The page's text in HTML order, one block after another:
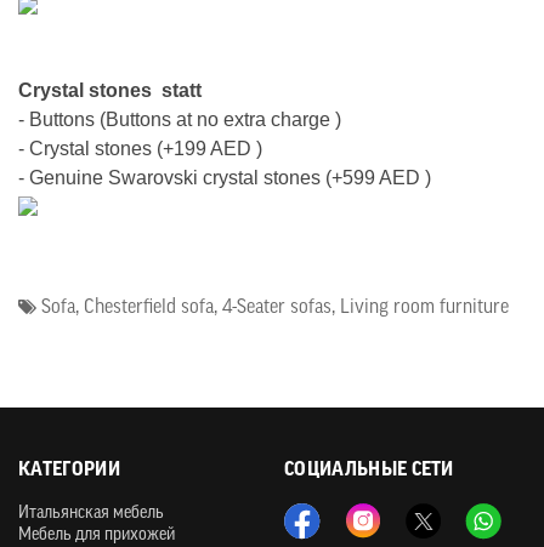
Crystal stones statt
- Buttons (Buttons at no extra charge )
- Crystal stones (+199 AED )
- Genuine Swarovski crystal stones (+599 AED )
Sofa, Chesterfield sofa, 4-Seater sofas, Living room furniture
СОЦИАЛЬНЫЕ СЕТИ
КАТЕГОРИИ
Итальянская мебель
Мебель для прихожей